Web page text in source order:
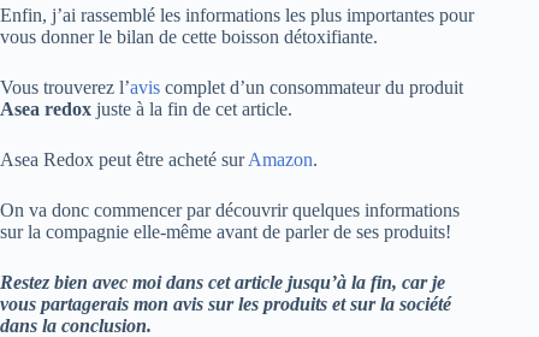
Enfin, j’ai rassemblé les informations les plus importantes pour
vous donner le bilan de cette boisson détoxifiante.
Vous trouverez l’avis complet d’un consommateur du produit
Asea redox juste à la fin de cet article.
Asea Redox peut être acheté surAmazon.
On va donc commencer par découvrir quelques informations
sur la compagnie elle-même avant de parler de ses produits!
Restez bien avec moi dans cet article jusqu’à la fin, car je
vous partagerais mon avis sur les produits et sur la société
dans la conclusion.